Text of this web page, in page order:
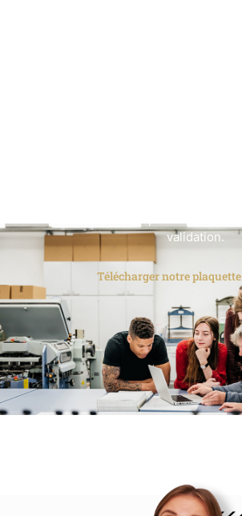
validation.
Télécharger notre plaquette